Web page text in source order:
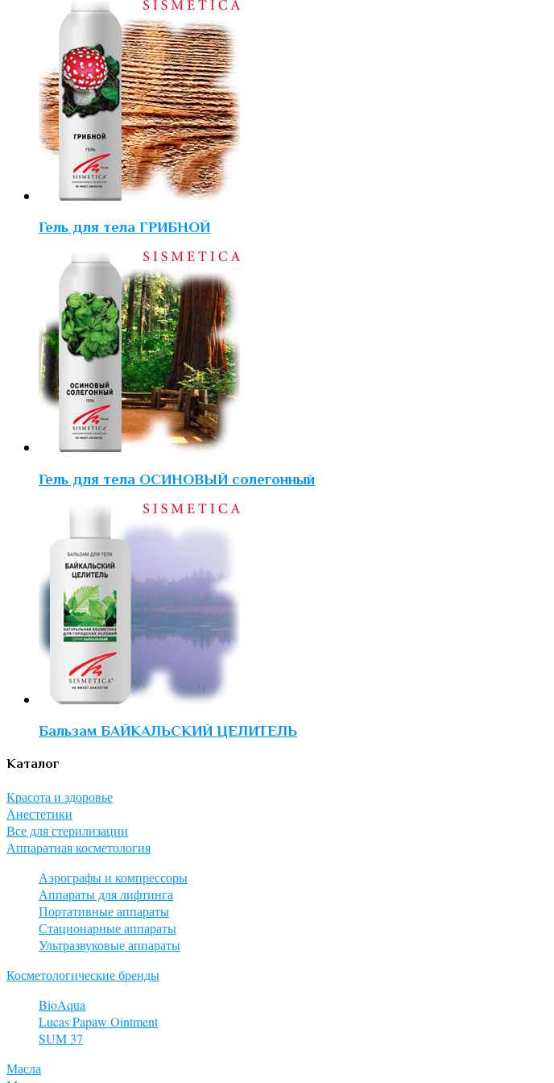
Гель для тела ГРИБНОЙ
Гель для тела ОСИНОВЫЙ солегонный
Бальзам БАЙКАЛЬСКИЙ ЦЕЛИТЕЛЬ
Каталог
Красота и здоровье
Анестетики
Все для стерилизации
Аппаратная косметология
Аэрографы и компрессоры
Аппараты для лифтинга
Портативные аппараты
Стационарные аппараты
Ультразвуковые аппараты
Косметологические бренды
BioAqua
Lucas Papaw Ointment
SUM 37
Масла